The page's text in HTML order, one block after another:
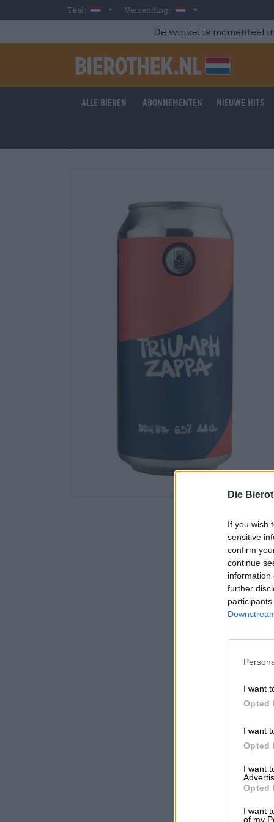
Die
If you wish
sensitive
confirm
continue
information
further
I want
Opted
I want
Opted
I want
Opted
I want
of my
Skip to main content
Taal: DutchVerzending: Nederland
De winkel is momenteel
Alle bieren Abonnementen Nieuwe hits